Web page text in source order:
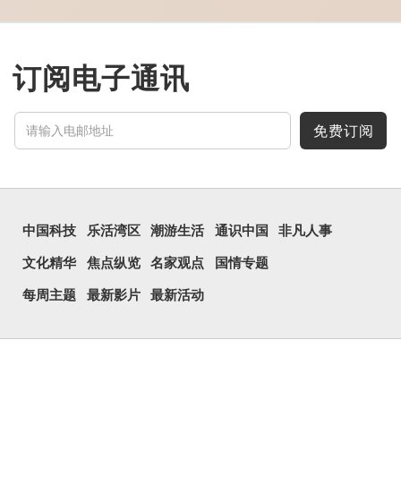
「囱」一样都是「窗」的象
示在囧地种黍。
这个古字十分少用，直
行表情符号，这个字也被网
民当做表情符号来用。
囧字的「八」像一对委
订阅电子通讯
免费订阅
中国科技 乐活湾区 潮游生活 通识中国 非凡人事
文化精华 焦点纵览 名家观点 国情专题
每周主题 最新影片 最新活动